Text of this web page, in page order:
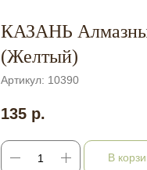
КАЗАНЬ
(Желтый)
Артикул: 10390
135 р.
В